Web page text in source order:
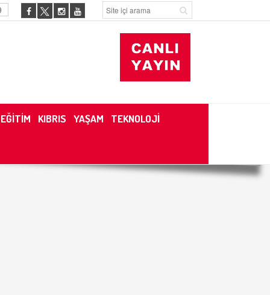
EĞİTİM KIBRIS YAŞAM TEKNOLOJİ